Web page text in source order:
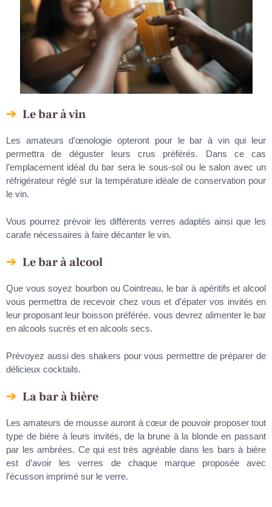
Le bar à vin
Les amateurs d’œnologie opteront pour le bar à vin qui leur
permettra de déguster leurs crus préférés. Dans ce cas
l’emplacement idéal du bar sera le sous-sol ou le salon avec un
réfrigérateur réglé sur la température idéale de conservation pour
le vin.
Vous pourrez prévoir les différents verres adaptés ainsi que les
carafe nécessaires à faire décanter le vin.
Le bar à alcool
Que vous soyez bourbon ou Cointreau, le bar à apéritifs et alcool
vous permettra de recevoir chez vous et d’épater vos invités en
leur proposant leur boisson préférée. vous devrez alimenter le bar
en alcools sucrés et en alcools secs.
Prévoyez aussi des shakers pour vous permettre de préparer de
délicieux cocktails.
La bar à bière
Les amateurs de mousse auront à cœur de pouvoir proposer tout
type de bière à leurs invités, de la brune à la blonde en passant
par les ambrées. Ce qui est très agréable dans les bars à bière
est d’avoir les verres de chaque marque proposée avec
l’écusson imprimé sur le verre.